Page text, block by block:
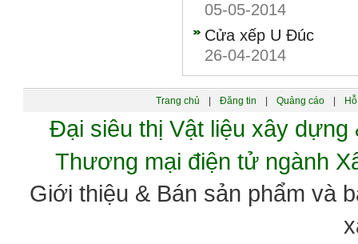
05-05-2014
Cửa xếp U Đúc
26-04-2014
Trang chủ Đăng tin Quảng cáo
Đại siêu thị Vật liệu xây
Thương mại điện tử ngành
Giới thiệu & Bán sản phẩm và